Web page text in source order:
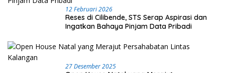
12 Februari 2026
Reses di Cilibende, STS Serap Aspirasi dan
Ingatkan Bahaya Pinjam Data Pribadi
27 Desember 2025